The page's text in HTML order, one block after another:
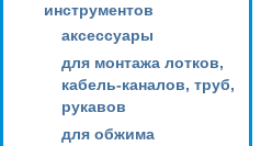
инструментов
аксессуары
для монтажа лотков,
кабель-каналов, труб,
рукавов
для обжима